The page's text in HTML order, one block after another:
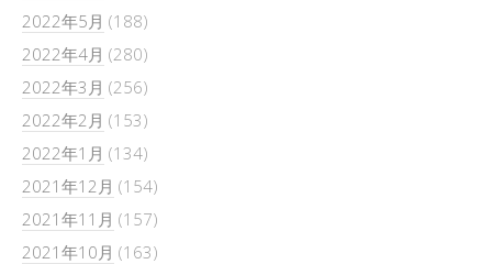
2022年5月 (188)
2022年4月 (280)
2022年3月 (256)
2022年2月 (153)
2022年1月 (134)
2021年12月 (154)
2021年11月 (157)
2021年10月 (163)